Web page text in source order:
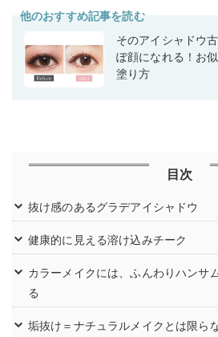
他のおすすめ記事を読む
そのアイシャドウ
ぽ顔になれる！お
塗り方
目次
抜け感のあるグラデアイシャドウ
健康的に見える溶け込みチーク
カラーメイクには、ふんわりハンサ
る
垢抜け＝ナチュラルメイクとは限ら